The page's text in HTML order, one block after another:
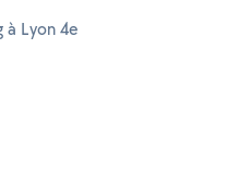
à Lyon 4e